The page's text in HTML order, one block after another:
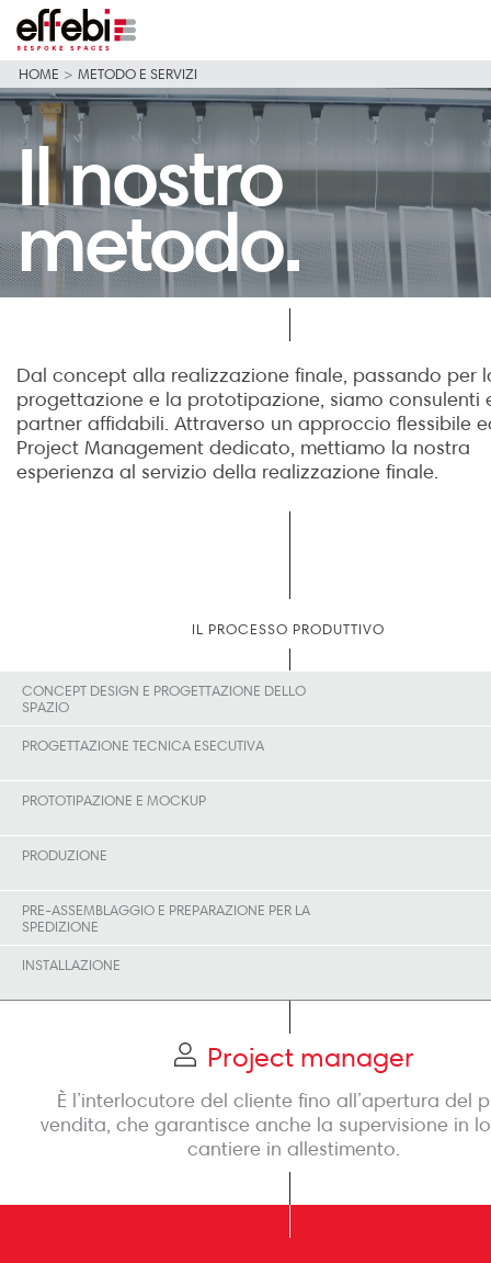
HOME > METODO E SERVIZI
Il nostro
metodo.
Dal concept alla realizzazione finale, passando per
progettazione e la prototipazione, siamo consulenti
partner affidabili. Attraverso un approccio flessibile
Project Management dedicato, mettiamo la nostra
esperienza al servizio della realizzazione finale.
IL PROCESSO PRODUTTIVO
CONCEPT DESIGN E PROGETTAZIONE DELLO
SPAZIO
PROGETTAZIONE TECNICA ESECUTIVA
PROTOTIPAZIONE E MOCKUP
PRODUZIONE
PRE-ASSEMBLAGGIO E PREPARAZIONE PER LA
SPEDIZIONE
INSTALLAZIONE
Project manager
È l’interlocutore del cliente fino all’apertura del
vendita, che garantisce anche la supervisione in
cantiere in allestimento.